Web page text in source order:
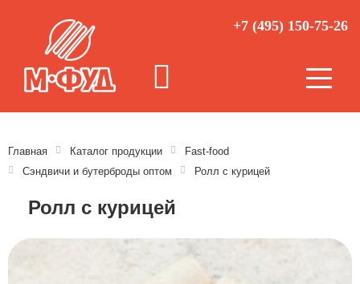
+7 (495) 150-75-26
Главная Каталог продукции
Fast-food
Сэндвичи и бутерброды оптом
Ролл с курицей
Ролл с курицей